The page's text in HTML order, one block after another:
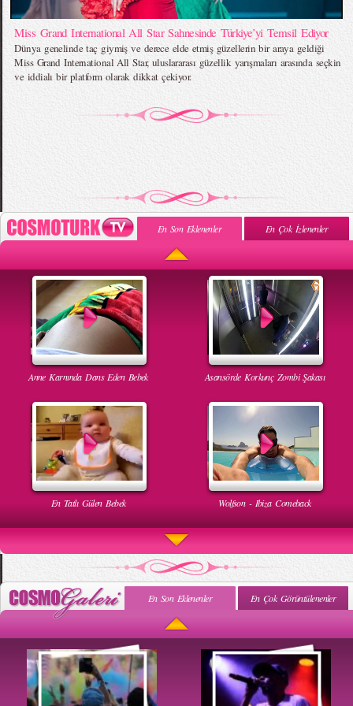
Miss Grand International All Star Sahnesinde Türkiye’yi Temsil Ediyor
Dünya genelinde taç giymiş ve derece elde etmiş güzellerin bir araya geldiği
Miss Grand International All Star, uluslararası güzellik yarışmaları arasında seçkin
ve iddialı bir platform olarak dikkat çekiyor.
En Son Eklenenler En Çok İzlenenler
Anne Karnında Dans Eden Bebek Asansörde Korkunç Zombi Şakası
En Tatlı Gülen Bebek Wolfson - Ibiza Comeback
Uyuyan Bebeğe Gangnam Dinletilirse Ne Olur
En Son Eklenenler En Çok Görüntülenenler